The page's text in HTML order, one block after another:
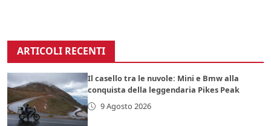
ARTICOLI RECENTI
Il casello tra le nuvole: Mini e Bmw alla
conquista della leggendaria Pikes Peak
9 Agosto 2026